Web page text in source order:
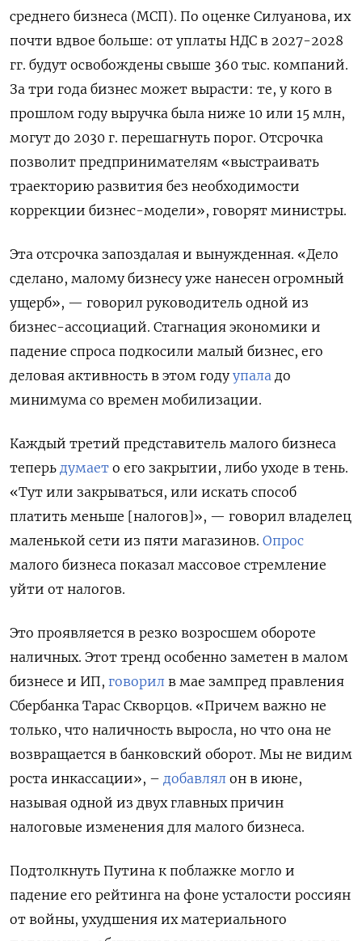
среднего бизнеса (МСП). По оценке Силуанова, их
почти вдвое больше: от уплаты НДС в 2027-2028
гг. будут освобождены свыше 360 тыс. компаний.
За три года бизнес может вырасти: те, у кого в
прошлом году выручка была ниже 10 или 15 млн,
могут до 2030 г. перешагнуть порог. Отсрочка
позволит предпринимателям «выстраивать
траекторию развития без необходимости
коррекции бизнес-модели», говорят министры.
Эта отсрочка запоздалая и вынужденная. «Дело
сделано, малому бизнесу уже нанесен огромный
ущерб», — говорил руководитель одной из
бизнес-ассоциаций. Стагнация экономики и
падение спроса подкосили малый бизнес, его
деловая активность в этом году упала до
минимума со времен мобилизации.
Каждый третий представитель малого бизнеса
теперь думает о его закрытии, либо уходе в тень.
«Тут или закрываться, или искать способ
платить меньше [налогов]», — говорил владелец
маленькой сети из пяти магазинов. Опрос
малого бизнеса показал массовое стремление
уйти от налогов.
Это проявляется в резко возросшем обороте
наличных. Этот тренд особенно заметен в малом
бизнесе и ИП, говорил в мае зампред правления
Сбербанка Тарас Скворцов. «Причем важно не
только, что наличность выросла, но что она не
возвращается в банковский оборот. Мы не видим
роста инкассации», – добавлял он в июне,
называя одной из двух главных причин
налоговые изменения для малого бизнеса.
Подтолкнуть Путина к поблажке могло и
падение его рейтинга на фоне усталости россиян
от войны, ухудшения их материального